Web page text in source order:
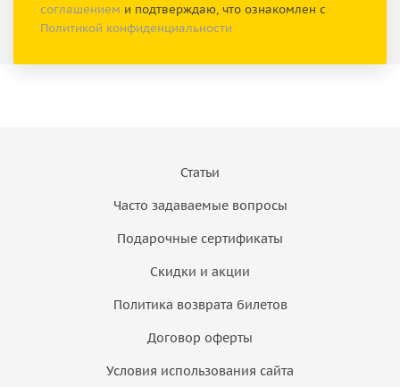
соглашением и подтверждаю, что ознакомлен с
Политикой конфиденциальности
Статьи
Часто задаваемые вопросы
Подарочные сертификаты
Скидки и акции
Политика возврата билетов
Договор оферты
Условия использования сайта